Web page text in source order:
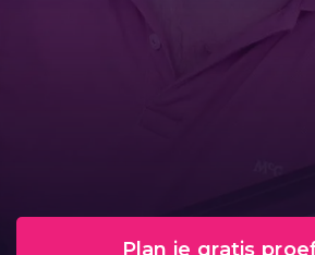
Plan je gratis